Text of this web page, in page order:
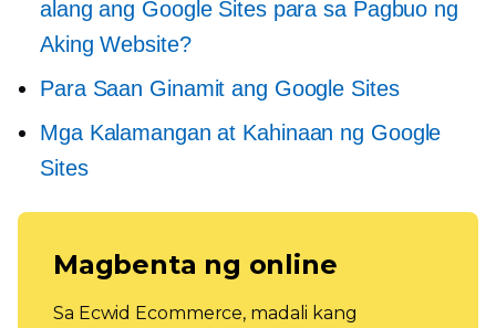
alang ang Google Sites para sa Pagbuo ng
Aking Website?
Para Saan Ginamit ang Google Sites
Mga Kalamangan at Kahinaan ng Google
Sites
Magbenta ng online
Sa Ecwid Ecommerce, madali kang